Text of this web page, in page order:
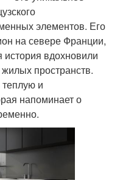
элементов. Его
на севере Франции,
история вдохновили
пространств.
и
напоминает о